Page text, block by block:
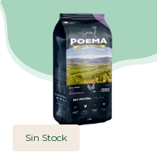
Sin Stock